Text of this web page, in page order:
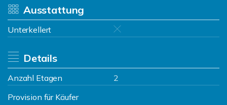
Ausstattung
Unterkellert
Details
Anzahl Etagen
2
Provision für Käufer